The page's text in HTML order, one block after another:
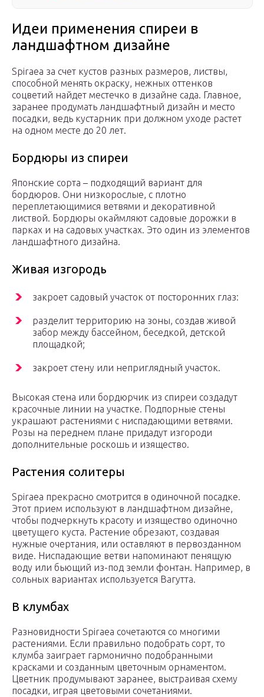
Идеи применения спиреи в
ландшафтном дизайне
Spiraea за счет кустов разных размеров, листвы,
способной менять окраску, нежных оттенков
соцветий найдет местечко в дизайне сада. Главное,
заранее продумать ландшафтный дизайн и место
посадки, ведь кустарник при должном уходе растет
на одном месте до 20 лет.
Бордюры из спиреи
Японские сорта – подходящий вариант для
бордюров. Они низкорослые, с плотно
переплетающимися ветвями и декоративной
листвой. Бордюры окаймляют садовые дорожки в
парках и на садовых участках. Это один из элементов
ландшафтного дизайна.
Живая изгородь
закроет садовый участок от посторонних глаз:
разделит территорию на зоны, создав живой
забор между бассейном, беседкой, детской
площадкой;
закроет стену или неприглядный участок.
Высокая стена или бордюрчик из спиреи создадут
красочные линии на участке. Подпорные стены
украшают растениями с ниспадающими ветвями.
Розы на переднем плане придадут изгороди
дополнительные роскошь и изящество.
Растения солитеры
Spiraea прекрасно смотрится в одиночной посадке.
Этот прием используют в ландшафтном дизайне,
чтобы подчеркнуть красоту и изящество одиночно
цветущего куста. Растение обрезают, создавая
нужные очертания, или оставляют в первозданном
виде. Ниспадающие ветви напоминают пенящую
воду или бьющий из-под земли фонтан. Например, в
сольных вариантах используется Вагутта.
В клумбах
Разновидности Spiraea сочетаются со многими
растениями. Если правильно подобрать сорт, то
клумба заиграет гармонично подобранными
красками и созданным цветочным орнаментом.
Цветник продумывают заранее, выстраивая схему
посадки, играя цветовыми сочетаниями.